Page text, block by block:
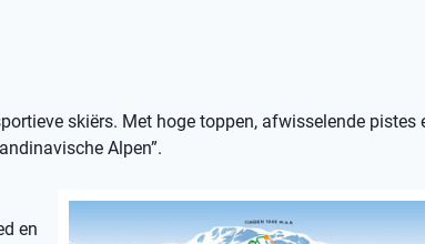
skiërs. Met hoge toppen, afwisselende pistes
Alpen”.
en